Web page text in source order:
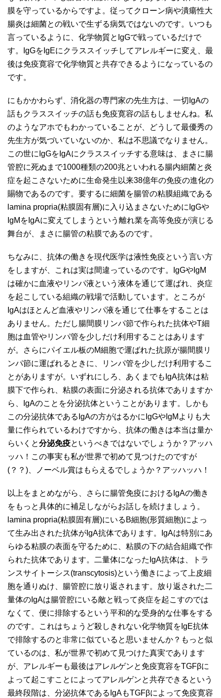
膜を守っているからですよ。従ってクローン病や潰瘍性大
腸炎は細菌との戦いで生ずる病気ではないのです。いつも
言っているように、化学物質とIgGで戦っているだけで
す。IgGをIgEにクラススイッチしてアレルギーに変え、最
後は免疫寛容で化学物質と共存できるようになっているの
です。
にもかかわらず、消化器の専門家の先生方は、一切IgAの
話もクラススイッチの話も免疫寛容の話もしませんね。私
のようなアホでもわかっていることが、どうして最優秀の
先生方が気づいていないのか、私は不思議でなりません。
この世にIgGをIgAにクラススイッチする意味は、まさに腸
管腔に死ぬまで1000種類の200兆といわれる腸内細菌と炎
症を起こさないために生命発生以来38億年の免疫の進化の
賜物であるのです。要するに細菌を腸管の粘膜組織である
lamina propria(粘膜固有層)に入り込まさないためにIgGや
IgMをIgAに変えてしまうという離れ業を高等免疫が演じる
舞台が、まさに腸管の粘膜であるのです。
ちなみに、抗体の働きを現代医学は液性免疫という言い方
をしますが、これは実は間違っているのです。IgGやIgM
は確かに血液やリンパ液という液体を通じて運ばれ、炎症
を起こしている組織の戦場で活動しています。ところが
IgAはほとんど血液やリンパ液を通じて仕事をすることは
ありません。ただし腸間膜リンパ節で作られた抗体やT細
胞は血管やリンパ管を少しだけ利用することはあります
が。さらにパイエル板のM細胞で運ばれた抗原が腸間膜リ
ンパ節に運ばれるときに、リンパ管を少しだけ利用するこ
とがありますが。いずれにしろ、あくまでもIgA抗体は粘
膜下で作られ、粘膜の表面に分泌される抗体でありますか
ら、IgAのことを分泌抗体ということがあります。しかも
この分泌抗体であるIgAの方がはるかにIgGやIgMよりも大
量に作られているわけですから、抗体の働きは本当は量か
らいくと分泌免疫というべきではないでしょうか？アッハ
ッハ！この事実も私が世界で初めて見つけたのですが
(？？)、ノーベル賞はもらえるでしょうか？アッハッハ！
以上をまとめながら、さらに腸管免疫におけるIgAの働き
をもっと具体的に補足しながらお話しを続けましょう。
lamina propria(粘膜固有層)にいるB細胞(形質細胞)によっ
て生み出された抗体がIgA抗体であります。IgAは特別にあ
らゆる粘膜の表面を守るために、粘膜の下の結合組織で作
られた抗体であります。二量体になったIgA抗体は、トラ
ンスサイトーシス(transcytosis)という働きによって上皮細
胞を通りぬけ、腸管腔に放り返されます。放り返された二
量体のIgAは腸管腔にいる敵と戦って炎症を起こすのでは
なくて、便に排除するという平和的な受身的な仕事をする
のです。これはちょうど殺しきれない化学物質をIgE抗体
で排除するのと非常に似ていると思いませんか？もっと似
ているのは、私が世界で初めて見つけた真実であります
が、アレルギーも最後はアレルゲンと免疫寛容をTGFβに
よって起こすことによってアレルゲンと共存できるという
最終段階は、分泌抗体であるIgAもTGFβによって免疫寛容